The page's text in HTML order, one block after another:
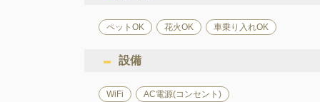
ペットOK 花火OK 車乗り入れOK
設備
WiFi AC電源(コンセント)